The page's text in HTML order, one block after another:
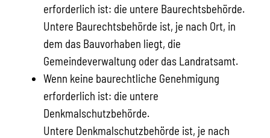
erforderlich ist: die untere Baurechtsbehörde.
Untere Baurechtsbehörde ist, je nach Ort, in
dem das Bauvorhaben liegt, die
Gemeindeverwaltung oder das Landratsamt.
Wenn keine baurechtliche Genehmigung
erforderlich ist: die untere
Denkmalschutzbehörde.
Untere Denkmalschutzbehörde ist, je nach